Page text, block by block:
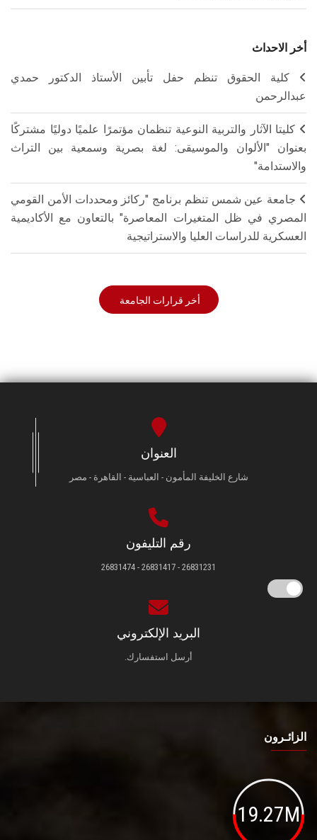
أخر الاحداث
كلية الحقوق تنظم حفل تأبين الأستاذ الدكتور حمدي
عبدالرحمن
كليتا الآثار والتربية النوعية تنظمان مؤتمرًا علميًا دوليًا مشتركًا
بعنوان "الألوان والموسيقى: لغة بصرية وسمعية بين التراث
والاستدامة"
جامعة عين شمس تنظم برنامج "ركائز ومحددات الأمن القومي
المصري في ظل المتغيرات المعاصرة" بالتعاون مع الأكاديمية
العسكرية للدراسات العليا والاستراتيجية
أخر قرارات الجامعة
العنوان
شارع الخليفة المأمون - العباسية - القاهرة - مصر
رقم التليفون
26831231 - 26831417 - 26831474
البريد الإلكتروني
أرسل استفسارك.
الزائـرون
19.27M